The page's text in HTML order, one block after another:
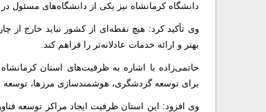
دانشگاه کرمانشاه نیز یکی از دانشگاه‌های مسئول
وی تأکید کرد: هیچ نقطه‌ای از کشور نباید خارج از
بهتر و ارائه خدمات عادلانه‌تر را فراهم کند.
حاتمی‌زاده با اشاره به ظرفیت‌های استان
برای توسعه گردشگری، هوشمندسازی مرزها، توسعه
وی افزود: این استان ظرفیت ایجاد مراکز توسعه